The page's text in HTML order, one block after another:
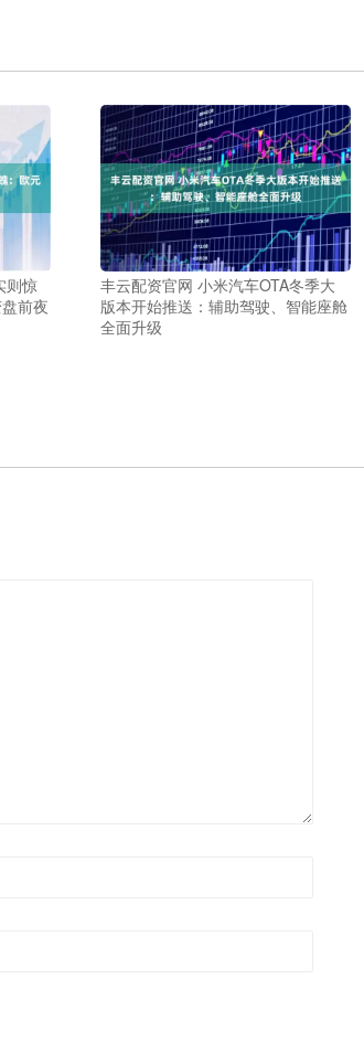
则惊
前夜
丰云配资官网 小米汽车OTA冬季大
版本开始推送：辅助驾驶、智能座舱
全面升级